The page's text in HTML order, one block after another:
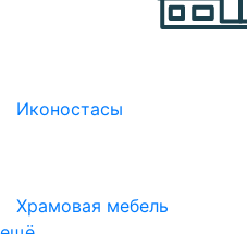
Иконостасы
Храмовая мебель